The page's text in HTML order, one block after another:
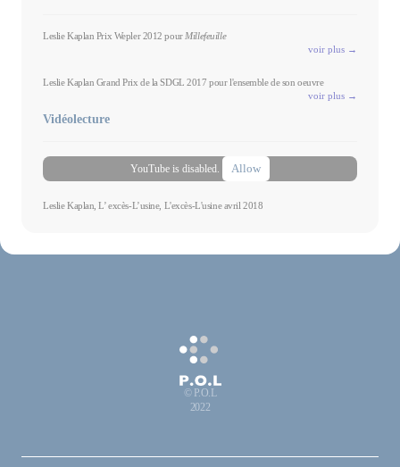
Leslie Kaplan Prix Wepler 2012 pour Millefeuille
voir plus →
Leslie Kaplan Grand Prix de la SDGL 2017 pour l'ensemble de son oeuvre
voir plus →
Vidéolecture
YouTube is disabled. Allow
Leslie Kaplan, L’ excès-L’usine, L'excès-L'usine avril 2018
© P.O.L
2022